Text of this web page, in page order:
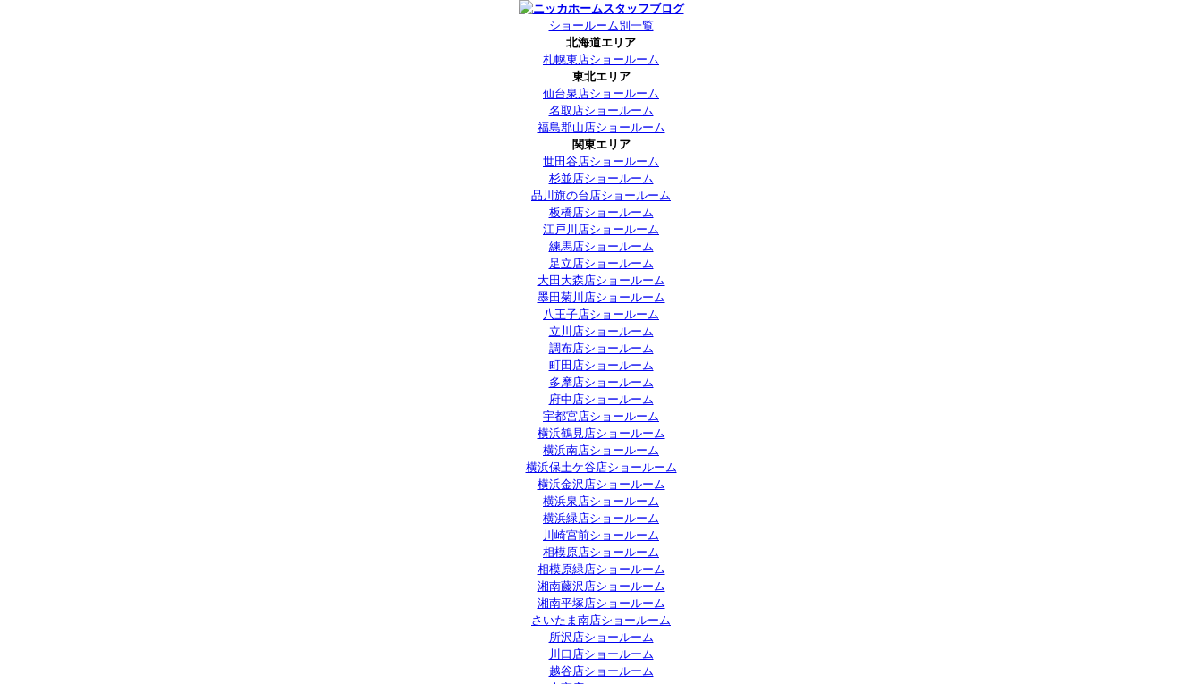
ショールーム別一覧
北海道エリア
札幌東店ショールーム
東北エリア
仙台泉店ショールーム
名取店ショールーム
福島郡山店ショールーム
関東エリア
世田谷店ショールーム
杉並店ショールーム
品川旗の台店ショールーム
板橋店ショールーム
江戸川店ショールーム
練馬店ショールーム
足立店ショールーム
大田大森店ショールーム
墨田菊川店ショールーム
八王子店ショールーム
立川店ショールーム
調布店ショールーム
町田店ショールーム
多摩店ショールーム
府中店ショールーム
宇都宮店ショールーム
横浜鶴見店ショールーム
横浜南店ショールーム
横浜保土ケ谷店ショールーム
横浜金沢店ショールーム
横浜泉店ショールーム
横浜緑店ショールーム
川崎宮前ショールーム
相模原店ショールーム
相模原緑店ショールーム
湘南藤沢店ショールーム
湘南平塚店ショールーム
さいたま南店ショールーム
所沢店ショールーム
川口店ショールーム
越谷店ショールーム